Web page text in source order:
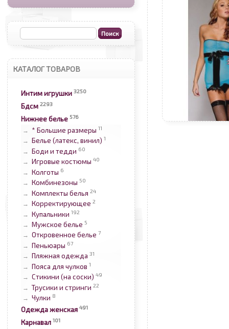
КАТАЛОГ ТОВАРОВ
Интим игрушки 3250
Бдсм 2293
Нижнее белье 576
→ * Большие размеры 11
→ Белье (латекс, винил) 1
→ Боди и тедди 60
→ Игровые костюмы 40
→ Колготы 6
→ Комбинезоны 50
→ Комплекты белья 24
→ Корректирующее 2
→ Купальники 192
→ Мужское белье 5
→ Откровенное белье 7
→ Пеньюары 67
→ Пляжная одежда 31
→ Пояса для чулков 1
→ Стикини (на соски) 49
→ Трусики и стринги 22
→ Чулки 8
Одежда женская 491
Карнавал 101